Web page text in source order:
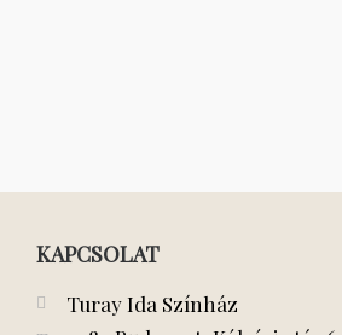
KAPCSOLAT
Turay Ida Színház